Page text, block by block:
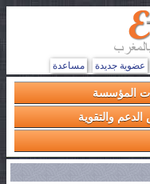
عضوية جديدة مساعدة
المؤسسة
والتقوية